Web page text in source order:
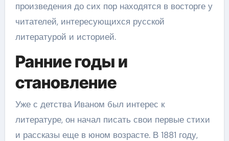
произведения до сих пор находятся в восторге у
читателей, интересующихся русской
литературой и историей.
Ранние годы и
становление
Уже с детства Иваном был интерес к
литературе, он начал писать свои первые стихи
и рассказы еще в юном возрасте. В 1881 году,